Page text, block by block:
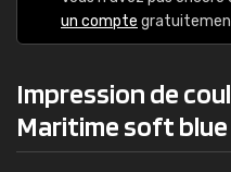
un compte
Impression de
Maritime soft blue